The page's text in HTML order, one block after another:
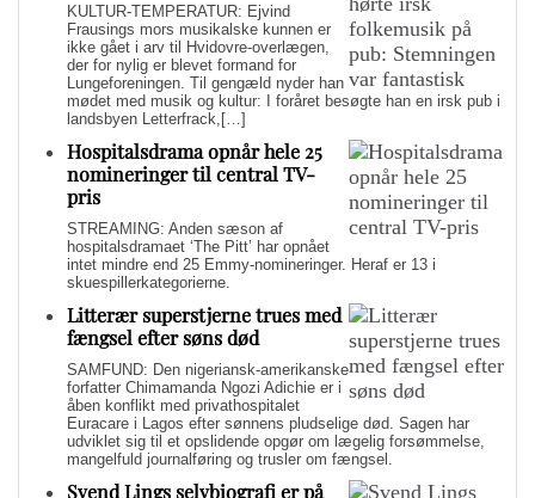
KULTUR-TEMPERATUR: Ejvind
Frausings mors musikalske kunnen er
ikke gået i arv til Hvidovre-overlægen,
der for nylig er blevet formand for
Lungeforeningen. Til gengæld nyder han
mødet med musik og kultur: I foråret besøgte han en irsk pub i
landsbyen Letterfrack,[…]
Hospitalsdrama opnår hele 25
nomineringer til central TV-
pris
STREAMING: Anden sæson af
hospitalsdramaet ‘The Pitt’ har opnået
intet mindre end 25 Emmy-nomineringer. Heraf er 13 i
skuespillerkategorierne.
Litterær superstjerne trues med
fængsel efter søns død
SAMFUND: Den nigeriansk-amerikanske
forfatter Chimamanda Ngozi Adichie er i
åben konflikt med privathospitalet
Euracare i Lagos efter sønnens pludselige død. Sagen har
udviklet sig til et opslidende opgør om lægelig forsømmelse,
mangelfuld journalføring og trusler om fængsel.
Svend Lings selvbiografi er på